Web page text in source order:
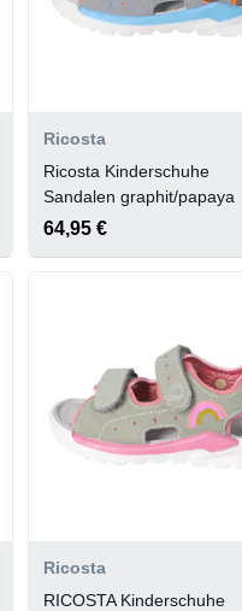
Ricosta
Ricosta Kinderschuhe
Sandalen graphit/papaya
64,95 €
Ricosta
RICOSTA Kinderschuhe